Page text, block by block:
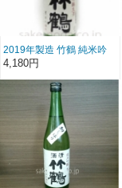
2019年製造 竹鶴 純米吟
醸生酒 初しぼり (1800ml)
4,180円